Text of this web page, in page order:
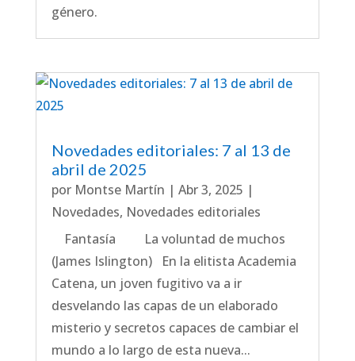
género.
Novedades editoriales: 7 al 13 de
abril de 2025
por Montse Martín | Abr 3, 2025 |
Novedades, Novedades editoriales
Fantasía La voluntad de muchos
(James Islington) En la elitista Academia
Catena, un joven fugitivo va a ir
desvelando las capas de un elaborado
misterio y secretos capaces de cambiar el
mundo a lo largo de esta nueva...